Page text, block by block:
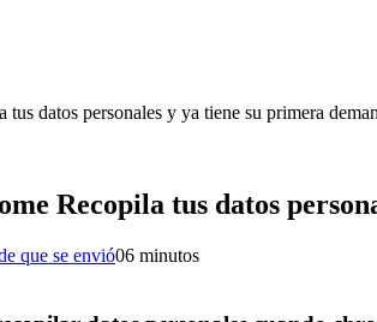
datos personales y ya tiene su primera
Recopila tus datos
que se envió06 minutos